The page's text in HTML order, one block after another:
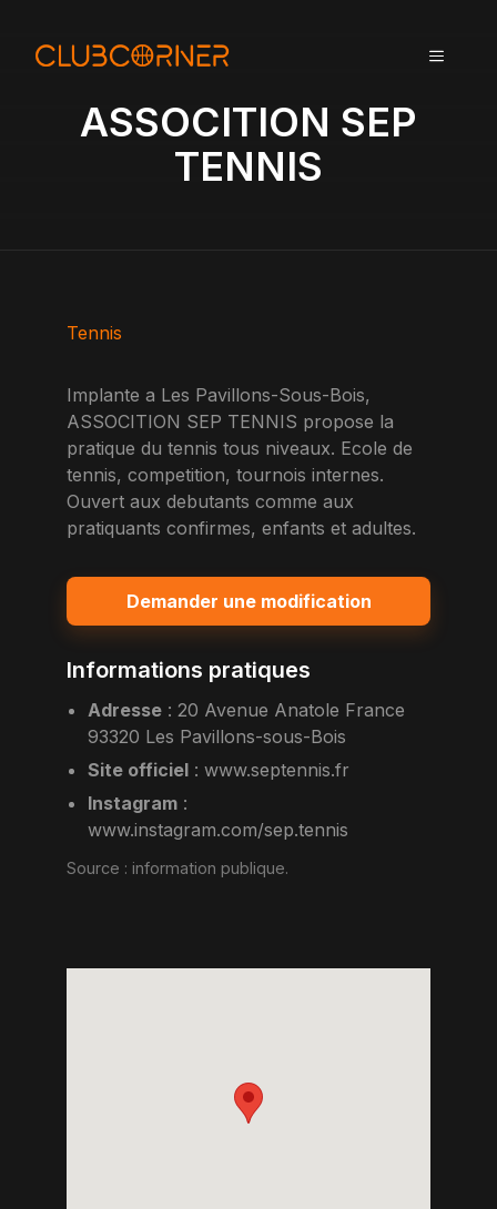
MENU
ASSOCITION SEP
TENNIS
Tennis
Implante a Les Pavillons-Sous-Bois,
ASSOCITION SEP TENNIS propose la
pratique du tennis tous niveaux. Ecole de
tennis, competition, tournois internes.
Ouvert aux debutants comme aux
pratiquants confirmes, enfants et adultes.
Demander une modification
Informations pratiques
Adresse :20 Avenue Anatole France
93320 Les Pavillons-sous-Bois
Site officiel :www.septennis.fr
Instagram :
www.instagram.com/sep.tennis
Source : information publique.